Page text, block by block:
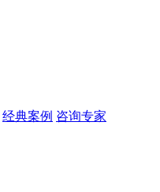
经典案例 咨询专家